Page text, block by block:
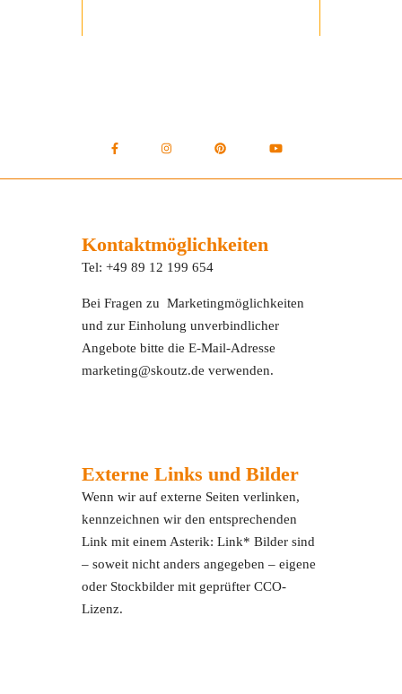
Kontaktmöglichkeiten
Tel: +49 89 12 199 654
Bei Fragen zu Marketingmöglichkeiten
und zur Einholung unverbindlicher
Angebote bitte die E-Mail-Adresse
marketing@skoutz.de verwenden.
Externe Links und Bilder
Wenn wir auf externe Seiten verlinken,
kennzeichnen wir den entsprechenden
Link mit einem Asterik: Link* Bilder sind
– soweit nicht anders angegeben – eigene
oder Stockbilder mit geprüfter CCO-
Lizenz.